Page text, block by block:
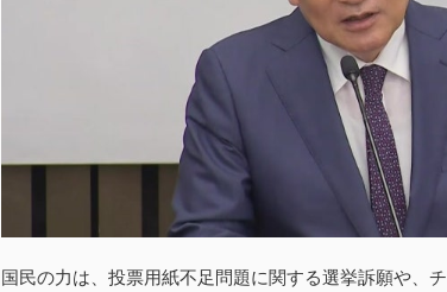
国民の力は、投票用紙不足問題に関する選挙訴願や、